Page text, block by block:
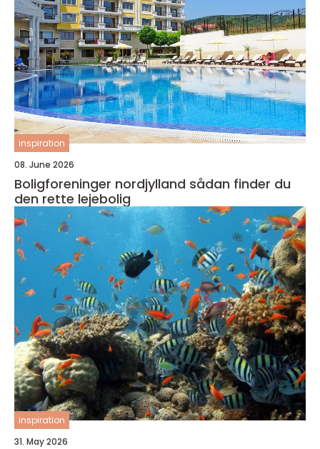
inspiration
08. June 2026
Boligforeninger nordjylland sådan finder du
den rette lejebolig
inspiration
31. May 2026